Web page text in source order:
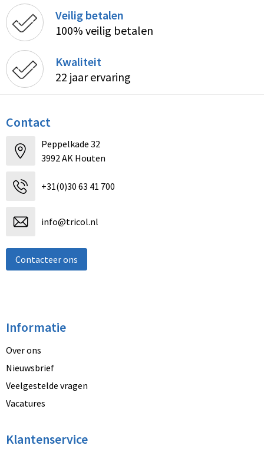
Veilig betalen
100% veilig betalen
Kwaliteit
22 jaar ervaring
Contact
Peppelkade 32
3992 AK Houten
+31(0)30 63 41 700
info@tricol.nl
Contacteer ons
Informatie
Over ons
Nieuwsbrief
Veelgestelde vragen
Vacatures
Klantenservice